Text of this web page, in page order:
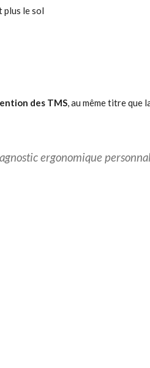
plus le sol
des TMS, au même titre que
ergonomique